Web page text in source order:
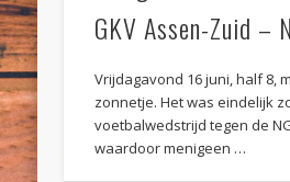
GKV Assen-Zuid –
Vrijdagavond 16 juni, half 8,
zonnetje. Het was eindelijk
voetbalwedstrijd tegen de
waardoor menigeen …